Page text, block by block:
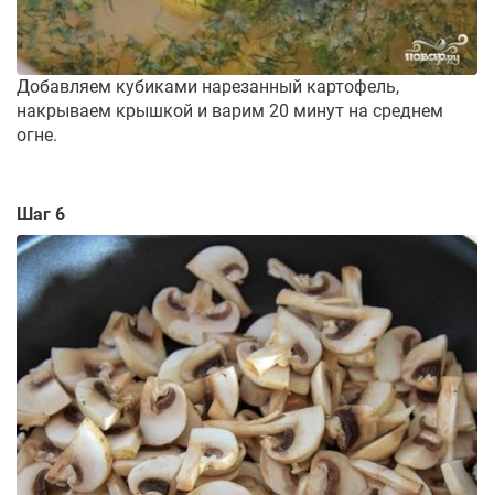
Добавляем кубиками нарезанный картофель,
накрываем крышкой и варим 20 минут на среднем
огне.
Шаг 6